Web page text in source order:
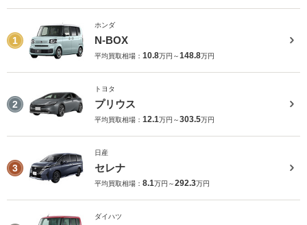
1
ホンダ
N-BOX
平均買取相場： 10.8万円～148.8万円
2
トヨタ
プリウス
平均買取相場： 12.1万円～303.5万円
3
日産
セレナ
平均買取相場： 8.1万円～292.3万円
ダイハツ